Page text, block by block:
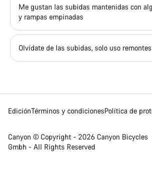
Me gustan las subidas mantenidas con
y rampas empinadas
Olvídate de las subidas, solo uso remontes
EdiciónTérminos y condicionesPolítica de
Canyon © Copyright - 2026 Canyon Bicycles
Gmbh - All Rights Reserved
Nuestros expertos estarán encantados
preguntas.
Abrir chat